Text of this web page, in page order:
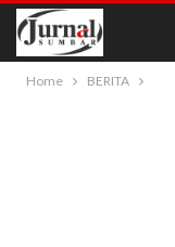
Home BERITA